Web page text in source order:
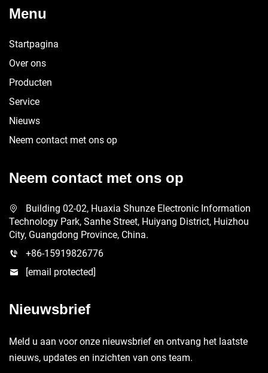
Menu
Startpagina
Over ons
Producten
Service
Nieuws
Neem contact met ons op
Neem contact met ons op
Building 02-02, Huaxia Shunze Electronic Information
Technology Park, Sanhe Street, Huiyang District, Huizhou
City, Guangdong Province, China.
+86-15919826776
[email protected]
Nieuwsbrief
Meld u aan voor onze nieuwsbrief en ontvang het laatste
nieuws, updates en inzichten van ons team.